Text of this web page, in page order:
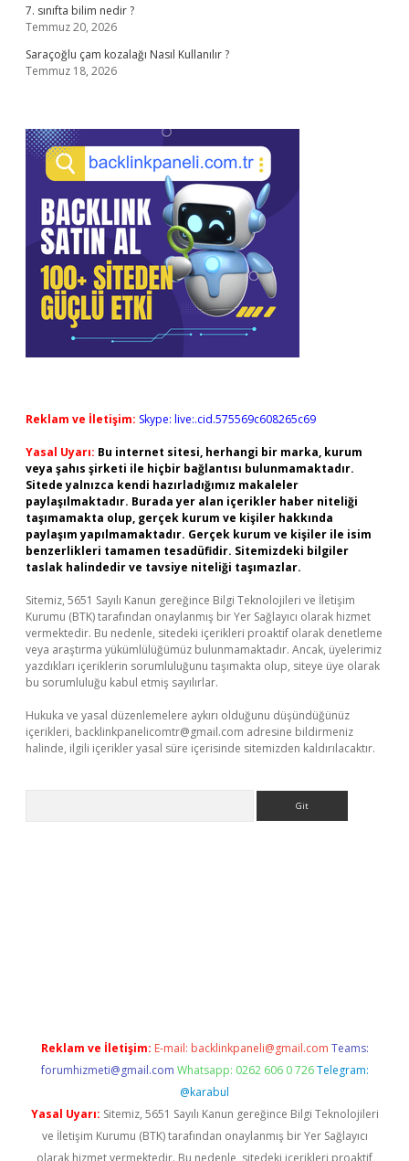
7. sınıfta bilim nedir ?
Temmuz 20, 2026
Saraçoğlu çam kozalağı Nasıl Kullanılır ?
Temmuz 18, 2026
Reklam ve İletişim: Skype: live:.cid.575569c608265c69
Yasal Uyarı: Bu internet sitesi, herhangi bir marka, kurum
veya şahıs şirketi ile hiçbir bağlantısı bulunmamaktadır.
Sitede yalnızca kendi hazırladığımız makaleler
paylaşılmaktadır. Burada yer alan içerikler haber niteliği
taşımamakta olup, gerçek kurum ve kişiler hakkında
paylaşım yapılmamaktadır. Gerçek kurum ve kişiler ile isim
benzerlikleri tamamen tesadüfidir. Sitemizdeki bilgiler
taslak halindedir ve tavsiye niteliği taşımazlar.
Sitemiz, 5651 Sayılı Kanun gereğince Bilgi Teknolojileri ve İletişim
Kurumu (BTK) tarafından onaylanmış bir Yer Sağlayıcı olarak hizmet
vermektedir. Bu nedenle, sitedeki içerikleri proaktif olarak denetleme
veya araştırma yükümlülüğümüz bulunmamaktadır. Ancak, üyelerimiz
yazdıkları içeriklerin sorumluluğunu taşımakta olup, siteye üye olarak
bu sorumluluğu kabul etmiş sayılırlar.
Hukuka ve yasal düzenlemelere aykırı olduğunu düşündüğünüz
içerikleri, backlinkpanelicomtr@gmail.com adresine bildirmeniz
halinde, ilgili içerikler yasal süre içerisinde sitemizden kaldırılacaktır.
Reklam ve İletişim: E-mail: backlinkpaneli@gmail.com Teams:
forumhizmeti@gmail.com Whatsapp: 0262 606 0 726 Telegram:
@karabul
Yasal Uyarı: Sitemiz, 5651 Sayılı Kanun gereğince Bilgi Teknolojileri
ve İletişim Kurumu (BTK) tarafından onaylanmış bir Yer Sağlayıcı
olarak hizmet vermektedir. Bu nedenle, sitedeki içerikleri proaktif